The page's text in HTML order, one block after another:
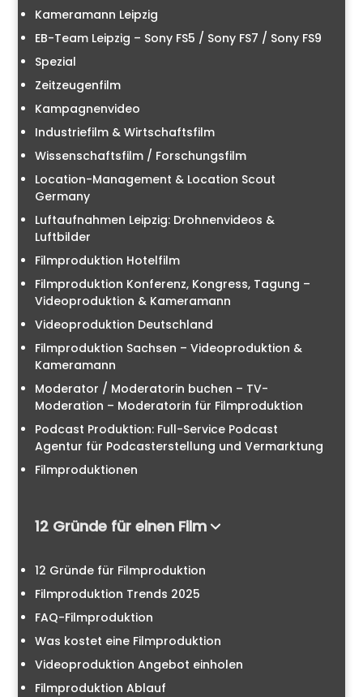
Kameramann Leipzig
EB-Team Leipzig – Sony FS5 / Sony FS7 / Sony FS9
Spezial
Zeitzeugenfilm
Kampagnenvideo
Industriefilm & Wirtschaftsfilm
Wissenschaftsfilm / Forschungsfilm
Location-Management & Location Scout
Germany
Luftaufnahmen Leipzig: Drohnenvideos &
Luftbilder
Filmproduktion Hotelfilm
Filmproduktion Konferenz, Kongress, Tagung –
Videoproduktion & Kameramann
Videoproduktion Deutschland
Filmproduktion Sachsen – Videoproduktion &
Kameramann
Moderator / Moderatorin buchen – TV-
Moderation – Moderatorin für Filmproduktion
Podcast Produktion: Full-Service Podcast
Agentur für Podcasterstellung und Vermarktung
Filmproduktionen
12 Gründe für einen Film
12 Gründe für Filmproduktion
Filmproduktion Trends 2025
FAQ-Filmproduktion
Was kostet eine Filmproduktion
Videoproduktion Angebot einholen
Filmproduktion Ablauf